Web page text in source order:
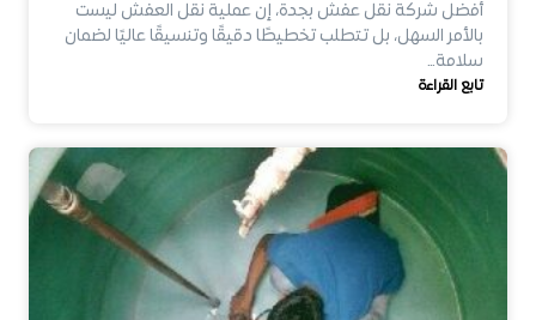
أفضل شركة نقل عفش بجدة، إن عملية نقل العفش ليست
بالأمر السهل، بل تتطلب تخطيطًا دقيقًا وتنسيقًا عاليًا لضمان
سلامة…
تابع القراءة